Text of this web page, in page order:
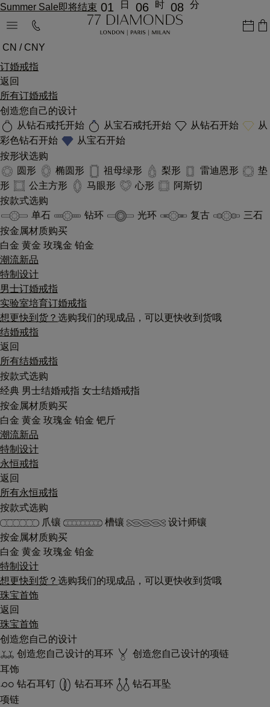
Summer Sale即将结束 01 日 06 时 08 分
CN / CNY
订婚戒指
返回
所有订婚戒指
创造您自己的设计
从钻石戒托开始
从宝石戒托开始 从钻石开始
从
彩色钻石开始
从宝石开始
按形状选购
圆形
椭圆形 祖母绿形 梨形 雷迪恩形
垫
形
公主方形 马眼形 心形
阿斯切
按款式选购
单石
钻环 光环 复古
三石
按金属材质购买
白金 黄金 玫瑰金 铂金
潮流新品
特制设计
男士订婚戒指
实验室培育订婚戒指
想更快到货？ 选购我们的现成品，可以更快收到货哦
结婚戒指
返回
所有结婚戒指
按款式选购
经典 男士结婚戒指 女士结婚戒指
按金属材质购买
白金 黄金 玫瑰金 铂金 钯斤
潮流新品
特制设计
永恒戒指
返回
所有永恒戒指
按款式选购
爪镶
槽镶
设计师镶
按金属材质购买
白金 黄金 玫瑰金 铂金
特制设计
想更快到货？ 选购我们的现成品，可以更快收到货哦
珠宝首饰
返回
珠宝首饰
创造您自己的设计
创造您自己设计的耳环
创造您自己设计的项链
耳饰
钻石耳钉
钻石耳环
钻石耳坠
项链